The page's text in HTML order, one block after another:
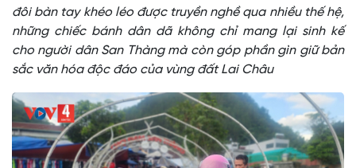
đôi bàn tay khéo léo được truyền nghề qua nhiều thế hệ,
những chiếc bánh dân dã không chỉ mang lại sinh kế
cho người dân San Thàng mà còn góp phần gìn giữ bản
sắc văn hóa độc đáo của vùng đất Lai Châu